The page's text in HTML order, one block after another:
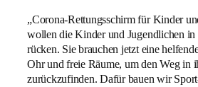
„Corona-Rettungsschirm für Kinder
wollen die Kinder und Jugendlichen
rücken. Sie brauchen jetzt eine
Ohr und freie Räume, um den Weg in
zurückzufinden. Dafür bauen wir